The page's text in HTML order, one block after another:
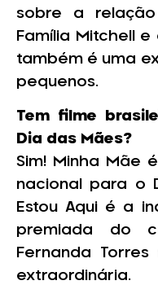
sobre a
Família Mitchell e
também é uma
pequenos.
Tem filme
Dia das Mães?
Sim! Minha Mãe
nacional para o
Estou Aqui é a
premiada do
Fernanda
extraordinária.